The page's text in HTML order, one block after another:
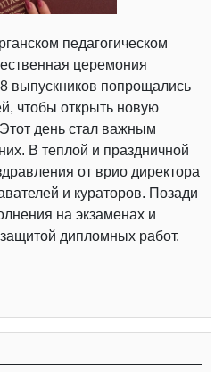
педагогическом
церемония
выпускников попрощались
чтобы открыть новую
день стал важным
В теплой и праздничной
от врио директора
и кураторов. Позади
на экзаменах и
дипломных работ.